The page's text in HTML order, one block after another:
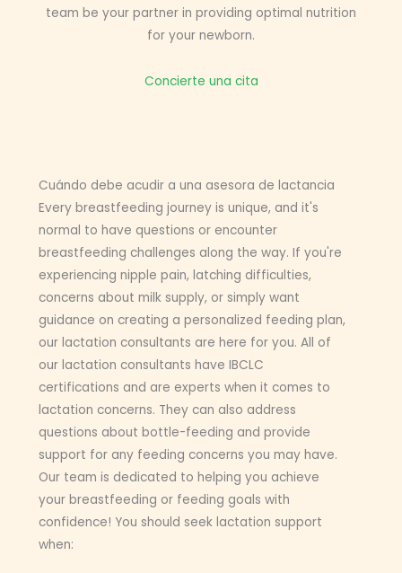
team be your partner in providing optimal nutrition
for your newborn.
Concierte una cita
Cuándo debe acudir a una asesora de lactancia
Every breastfeeding journey is unique, and it's
normal to have questions or encounter
breastfeeding challenges along the way. If you're
experiencing nipple pain, latching difficulties,
concerns about milk supply, or simply want
guidance on creating a personalized feeding plan,
our lactation consultants are here for you. All of
our lactation consultants have IBCLC
certifications and are experts when it comes to
lactation concerns. They can also address
questions about bottle-feeding and provide
support for any feeding concerns you may have.
Our team is dedicated to helping you achieve
your breastfeeding or feeding goals with
confidence! You should seek lactation support
when: